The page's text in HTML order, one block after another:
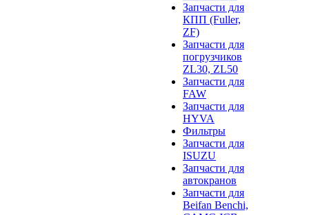
Запчасти для
КПП (Fuller,
ZF)
Запчасти для
погрузчиков
ZL30, ZL50
Запчасти для
FAW
Запчасти для
HYVA
Фильтры
Запчасти для
ISUZU
Запчасти для
автокранов
Запчасти для
Beifan Benchi,